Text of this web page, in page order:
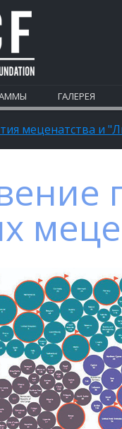
ГАЛЕРЕЯ
меценатства и